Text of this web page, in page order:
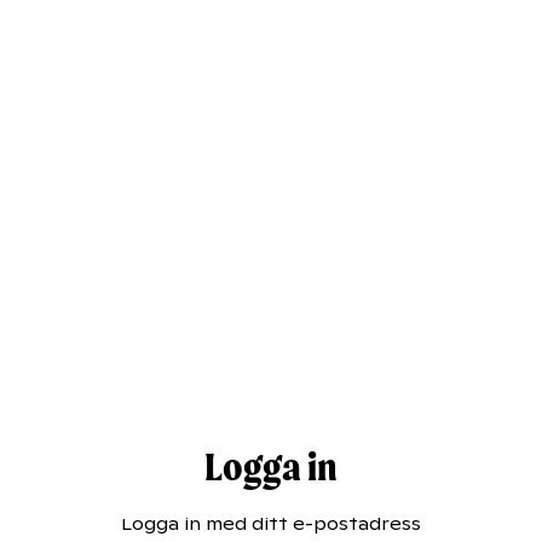
Logga in
Logga in med ditt e-postadress